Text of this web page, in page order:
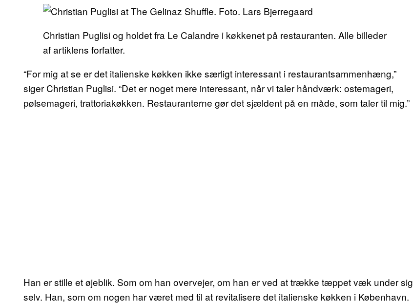
Christian Puglisi og holdet fra Le Calandre i køkkenet på restauranten. Alle billeder
af artiklens forfatter.
“For mig at se er det italienske køkken ikke særligt interessant i restaurantsammenhæng,”
siger Christian Puglisi. “Det er noget mere interessant, når vi taler håndværk: ostemageri,
pølsemageri, trattoriakøkken. Restauranterne gør det sjældent på en måde, som taler til mig.”
Han er stille et øjeblik. Som om han overvejer, om han er ved at trække tæppet væk under sig
selv. Han, som om nogen har været med til at revitalisere det italienske køkken i København.